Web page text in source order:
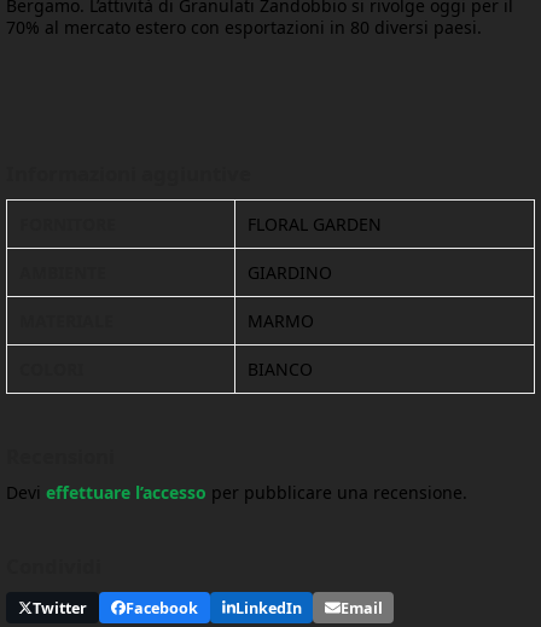
Bergamo. L’attività di Granulati Zandobbio si rivolge oggi per il
70% al mercato estero con esportazioni in 80 diversi paesi.
FLORAL GARDEN
GIARDINO
MARMO
BIANCO
Devi effettuare l’accesso per pubblicare una recensione.
Twitter Facebook LinkedIn Email